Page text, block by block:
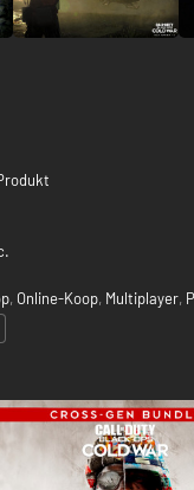
, Online-Koop, Multiplayer,